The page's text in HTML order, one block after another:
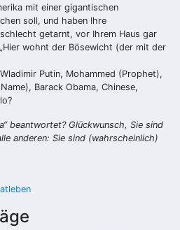
mit einer gigantischen
soll, und haben Ihre
getarnt, vor Ihrem Haus gar
wohnt der Bösewicht (der mit der
Putin, Mohammed (Prophet),
Barack Obama, Chinese,
beantwortet? Glückwunsch, Sie sind
anderen: Sie sind (wahrscheinlich)